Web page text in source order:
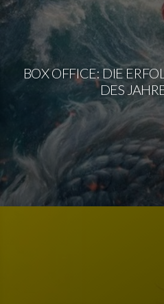
BOX OFFICE: DIE
DES